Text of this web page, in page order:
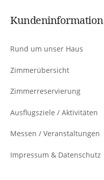
Kundeninformation
Rund um unser Haus
Zimmerübersicht
Zimmerreservierung
Ausflugsziele / Aktivitäten
Messen / Veranstaltungen
Impressum & Datenschutz